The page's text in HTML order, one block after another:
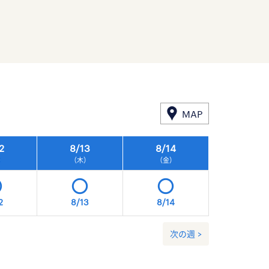
MAP
8/13
（木）
8/14
（金）
8/13 8/14
次の週 >